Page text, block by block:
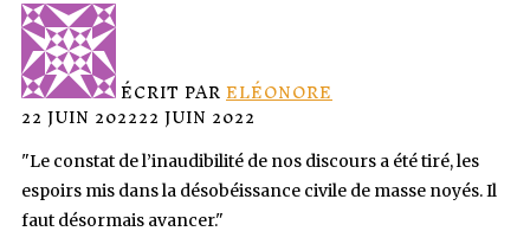
ÉCRIT PARELÉONORE
22 JUIN 202222 JUIN 2022
"Le constat de l’inaudibilité de nos discours a été tiré, les
espoirs mis dans la désobéissance civile de masse noyés. Il
faut désormais avancer."